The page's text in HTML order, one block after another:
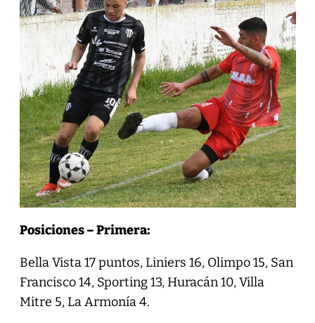
Posiciones – Primera:
Bella Vista 17 puntos, Liniers 16, Olimpo 15, San
Francisco 14, Sporting 13, Huracán 10, Villa
Mitre 5, La Armonía 4.